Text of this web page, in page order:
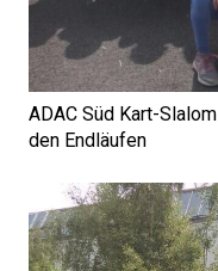
ADAC Süd Kart-
den Endläufen